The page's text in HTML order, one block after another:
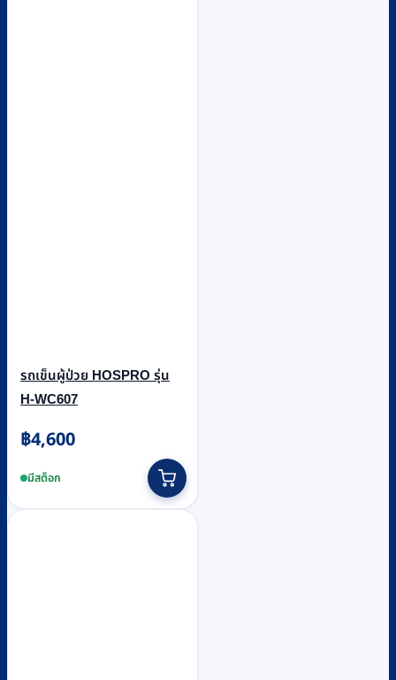
รถเข็นผู้ป่วย HOSPRO รุ่น
H-WC607
฿4,600
มีสต็อก